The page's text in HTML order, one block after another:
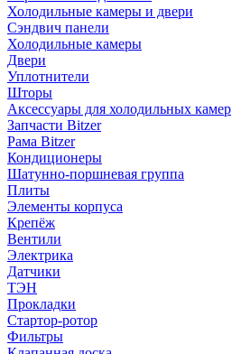
Холодильные камеры и двери
Сэндвич панели
Холодильные камеры
Двери
Уплотнители
Шторы
Аксессуары для холодильных камер
Запчасти Bitzer
Рама Bitzer
Кондиционеры
Шатунно-поршневая группа
Плиты
Элементы корпуса
Крепёж
Вентили
Электрика
Датчики
ТЭН
Прокладки
Стартор-ротор
Фильтры